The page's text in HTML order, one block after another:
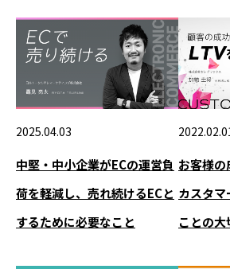
2025.04.03
中堅・中小企業がECの運営負
荷を軽減し、売れ続けるECと
するために必要なこと
お客様の
カスタマ
ことの大